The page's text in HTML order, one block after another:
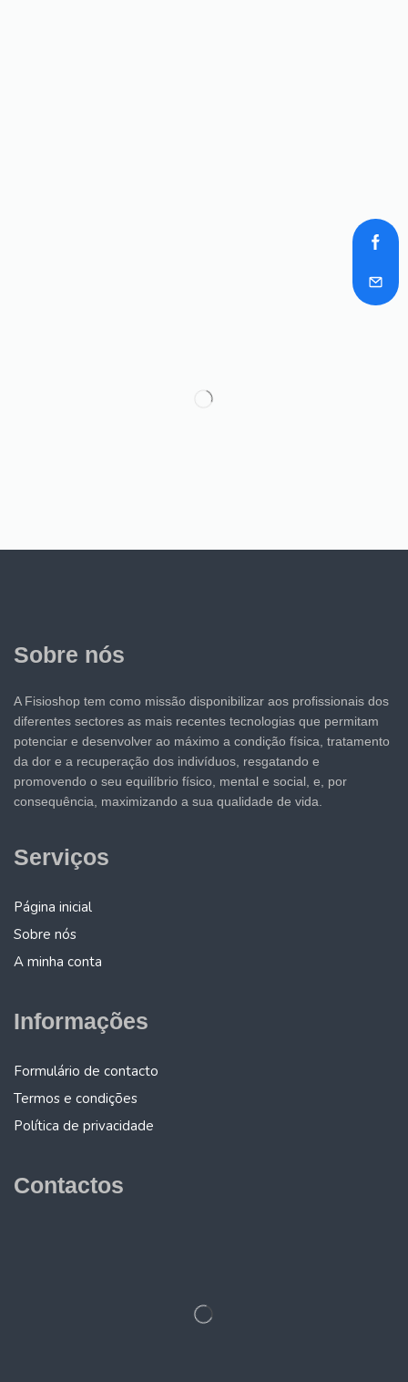
Sobre nós
A Fisioshop tem como missão disponibilizar aos profissionais dos
diferentes sectores as mais recentes tecnologias que permitam
potenciar e desenvolver ao máximo a condição física, tratamento
da dor e a recuperação dos indivíduos, resgatando e
promovendo o seu equilíbrio físico, mental e social, e, por
consequência, maximizando a sua qualidade de vida.
Serviços
Página inicial
Sobre nós
A minha conta
Informações
Formulário de contacto
Termos e condições
Política de privacidade
Contactos